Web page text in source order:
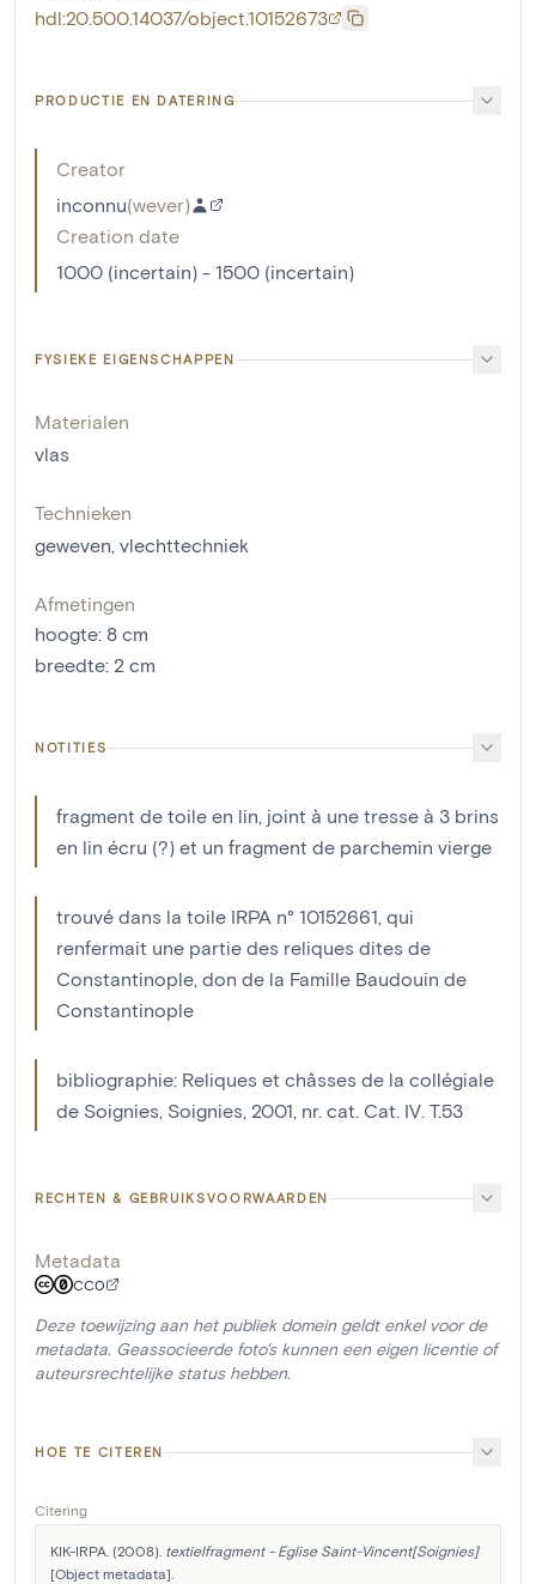
hdl:20.500.14037/object.10152673
PRODUCTIE EN DATERING
Creator
inconnu(wever)
Creation date
1000 (incertain) - 1500 (incertain)
FYSIEKE EIGENSCHAPPEN
Materialen
vlas
Technieken
geweven, vlechttechniek
Afmetingen
hoogte: 8 cm
breedte: 2 cm
NOTITIES
fragment de toile en lin, joint à une tresse à 3 brins
en lin écru (?) et un fragment de parchemin vierge
trouvé dans la toile IRPA n° 10152661, qui
renfermait une partie des reliques dites de
Constantinople, don de la Famille Baudouin de
Constantinople
bibliographie: Reliques et châsses de la collégiale
de Soignies, Soignies, 2001, nr. cat. Cat. IV. T.53
RECHTEN & GEBRUIKSVOORWAARDEN
Metadata
CC0
Deze toewijzing aan het publiek domein geldt enkel voor de
metadata. Geassocieerde foto's kunnen een eigen licentie of
auteursrechtelijke status hebben.
HOE TE CITEREN
Citering
KIK-IRPA. (2008). textielfragment - Eglise Saint-Vincent[Soignies]
[Object metadata].